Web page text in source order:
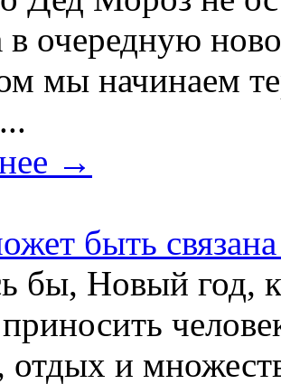
в очередную
мы начинаем
→
быть
бы, Новый год,
отдых и